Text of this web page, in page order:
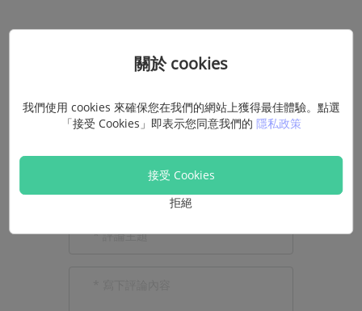
歡迎告訴我們您的想法
關於 cookies
我們使用 cookies 來確保您在我們的網站上獲得最佳體驗。點選
「接受 Cookies」即表示您同意我們的 隱私政策
接受 Cookies
拒絕